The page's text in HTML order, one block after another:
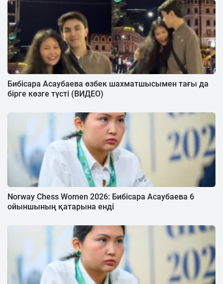
Бибісара Асаубаева өзбек шахматшысымен тағы да
бірге көзге түсті (ВИДЕО)
Norway Chess Women 2026: Бибісара Асаубаева 6
ойыншының қатарына енді